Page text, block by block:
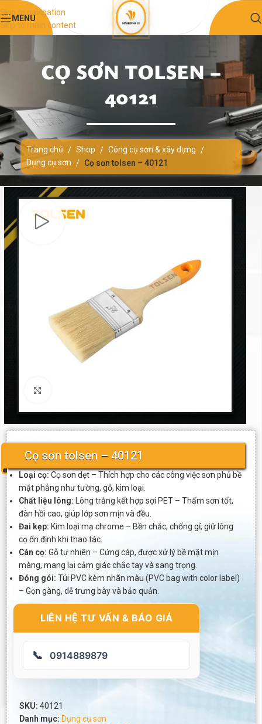
Skip to navigation
Skip to main content
MENU
CỌ SƠN TOLSEN –
40121
Trang chủ / Shop / Công cụ sơn & xây dựng /
Dụng cụ sơn / Cọ sơn tolsen – 40121
Cọ sơn tolsen – 40121
Loại cọ: Cọ sơn dẹt – Thích hợp cho các công việc sơn phủ bề
mặt phẳng như tường, gỗ, kim loại.
Chất liệu lông: Lông trắng kết hợp sợi PET – Thấm sơn tốt,
đàn hồi cao, giúp lớp sơn mịn và đều.
Đai kẹp: Kim loại mạ chrome – Bền chắc, chống gỉ, giữ lông
cọ ổn định khi thao tác.
Cán cọ: Gỗ tự nhiên – Cứng cáp, được xử lý bề mặt mịn
màng, mang lại cảm giác chắc tay và sang trọng.
Đóng gói: Túi PVC kèm nhãn màu (PVC bag with color label)
– Gọn gàng, dễ trưng bày và bảo quản.
LIÊN HỆ TƯ VẤN & BÁO GIÁ
📞 0914889879
SKU: 40121
Danh mục: Dụng cụ sơn